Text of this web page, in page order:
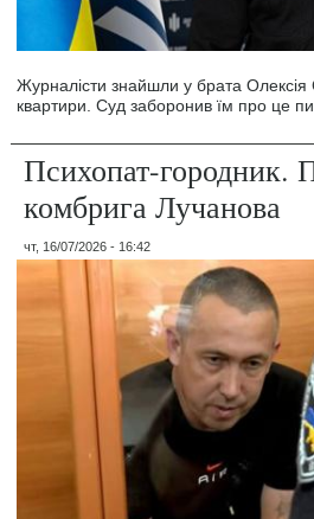
Журналісти знайшли у брата Олексія
квартири. Суд заборонив їм про це
Психопат-городник.
комбрига Лучанова
чт, 16/07/2026 - 16:42